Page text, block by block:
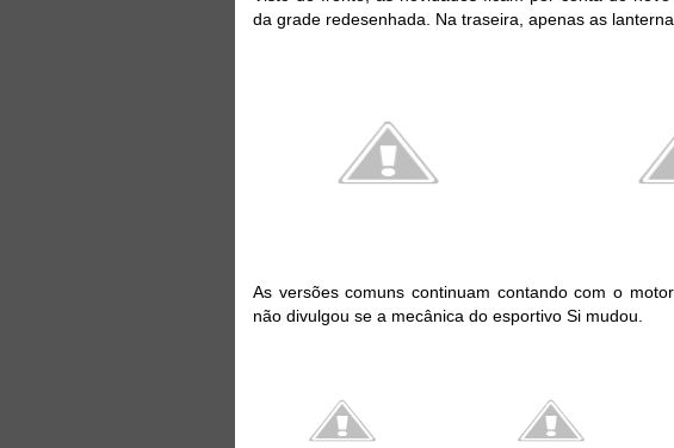
da grade redesenhada. Na traseira, apenas as
As versões comuns continuam contando com o
não divulgou se a mecânica do esportivo Si mudou.